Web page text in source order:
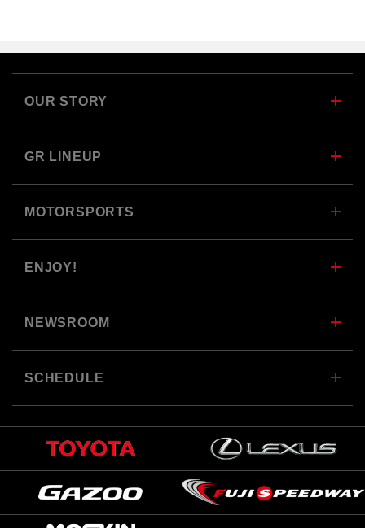
OUR STORY
GR LINEUP
MOTORSPORTS
ENJOY!
NEWSROOM
SCHEDULE